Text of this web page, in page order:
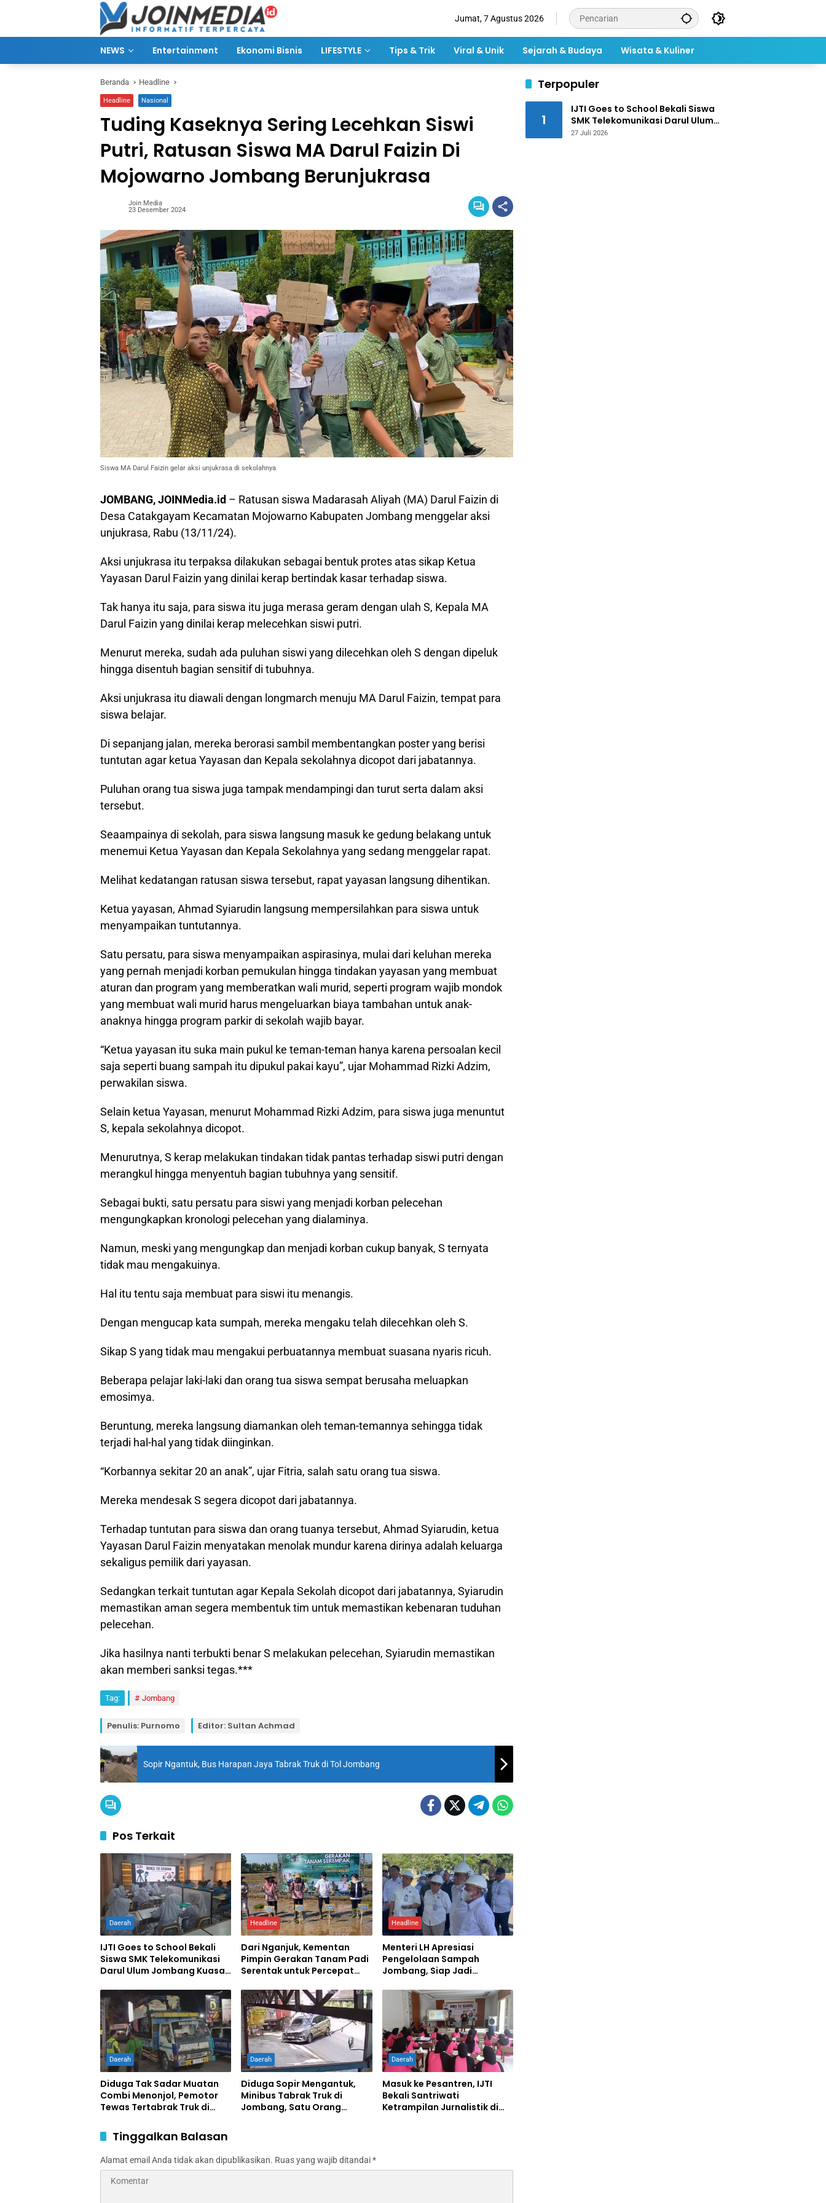
Jumat, 7 Agustus 2026
NEWS Entertainment Ekonomi Bisnis LIFESTYLE Tips & Trik Viral & Unik Sejarah & Budaya Wisata & Kuliner
Beranda Headline
Headline Nasional
Tuding Kaseknya Sering Lecehkan Siswi
Putri, Ratusan Siswa MA Darul Faizin Di
Mojowarno Jombang Berunjukrasa
Join Media
23 Desember 2024
Siswa MA Darul Faizin gelar aksi unjukrasa di sekolahnya
JOMBANG, JOINMedia.id – Ratusan siswa Madarasah Aliyah (MA) Darul Faizin di
Desa Catakgayam Kecamatan Mojowarno Kabupaten Jombang menggelar aksi
unjukrasa, Rabu (13/11/24).
Aksi unjukrasa itu terpaksa dilakukan sebagai bentuk protes atas sikap Ketua
Yayasan Darul Faizin yang dinilai kerap bertindak kasar terhadap siswa.
Tak hanya itu saja, para siswa itu juga merasa geram dengan ulah S, Kepala MA
Darul Faizin yang dinilai kerap melecehkan siswi putri.
Menurut mereka, sudah ada puluhan siswi yang dilecehkan oleh S dengan dipeluk
hingga disentuh bagian sensitif di tubuhnya.
Aksi unjukrasa itu diawali dengan longmarch menuju MA Darul Faizin, tempat para
siswa belajar.
Di sepanjang jalan, mereka berorasi sambil membentangkan poster yang berisi
tuntutan agar ketua Yayasan dan Kepala sekolahnya dicopot dari jabatannya.
Puluhan orang tua siswa juga tampak mendampingi dan turut serta dalam aksi
tersebut.
Seaampainya di sekolah, para siswa langsung masuk ke gedung belakang untuk
menemui Ketua Yayasan dan Kepala Sekolahnya yang sedang menggelar rapat.
Melihat kedatangan ratusan siswa tersebut, rapat yayasan langsung dihentikan.
Ketua yayasan, Ahmad Syiarudin langsung mempersilahkan para siswa untuk
menyampaikan tuntutannya.
Satu persatu, para siswa menyampaikan aspirasinya, mulai dari keluhan mereka
yang pernah menjadi korban pemukulan hingga tindakan yayasan yang membuat
aturan dan program yang memberatkan wali murid, seperti program wajib mondok
yang membuat wali murid harus mengeluarkan biaya tambahan untuk anak-
anaknya hingga program parkir di sekolah wajib bayar.
“Ketua yayasan itu suka main pukul ke teman-teman hanya karena persoalan kecil
saja seperti buang sampah itu dipukul pakai kayu”, ujar Mohammad Rizki Adzim,
perwakilan siswa.
Selain ketua Yayasan, menurut Mohammad Rizki Adzim, para siswa juga menuntut
S, kepala sekolahnya dicopot.
Menurutnya, S kerap melakukan tindakan tidak pantas terhadap siswi putri dengan
merangkul hingga menyentuh bagian tubuhnya yang sensitif.
Sebagai bukti, satu persatu para siswi yang menjadi korban pelecehan
mengungkapkan kronologi pelecehan yang dialaminya.
Namun, meski yang mengungkap dan menjadi korban cukup banyak, S ternyata
tidak mau mengakuinya.
Hal itu tentu saja membuat para siswi itu menangis.
Dengan mengucap kata sumpah, mereka mengaku telah dilecehkan oleh S.
Sikap S yang tidak mau mengakui perbuatannya membuat suasana nyaris ricuh.
Beberapa pelajar laki-laki dan orang tua siswa sempat berusaha meluapkan
emosimya.
Beruntung, mereka langsung diamankan oleh teman-temannya sehingga tidak
terjadi hal-hal yang tidak diinginkan.
“Korbannya sekitar 20 an anak”, ujar Fitria, salah satu orang tua siswa.
Mereka mendesak S segera dicopot dari jabatannya.
Terhadap tuntutan para siswa dan orang tuanya tersebut, Ahmad Syiarudin, ketua
Yayasan Darul Faizin menyatakan menolak mundur karena dirinya adalah keluarga
sekaligus pemilik dari yayasan.
Sedangkan terkait tuntutan agar Kepala Sekolah dicopot dari jabatannya, Syiarudin
memastikan aman segera membentuk tim untuk memastikan kebenaran tuduhan
pelecehan.
Jika hasilnya nanti terbukti benar S melakukan pelecehan, Syiarudin memastikan
akan memberi sanksi tegas.***
Tag: Jombang
Penulis: Purnomo Editor: Sultan Achmad
Sopir Ngantuk, Bus Harapan Jaya Tabrak Truk di Tol Jombang
Pos Terkait
Daerah
IJTI Goes to School Bekali
Siswa SMK Telekomunikasi
Darul Ulum Jombang Kuasai
Headline
Dari Nganjuk, Kementan
Pimpin Gerakan Tanam Padi
Serentak untuk Percepat
Headline
Menteri LH Apresiasi
Pengelolaan Sampah
Jombang, Siap Jadi
Daerah
Diduga Tak Sadar Muatan
Combi Menonjol, Pemotor
Tewas Tertabrak Truk di
Daerah
Diduga Sopir Mengantuk,
Minibus Tabrak Truk di
Jombang, Satu Orang
Daerah
Masuk ke Pesantren, IJTI
Bekali Santriwati
Ketrampilan Jurnalistik di
Tinggalkan Balasan
Alamat email Anda tidak akan dipublikasikan. Ruas yang wajib ditandai*
Terpopuler
1
IJTI Goes to School Bekali Siswa
SMK Telekomunikasi Darul Ulum
Jombang Kuasai Jurnalistik
27 Juli 2026